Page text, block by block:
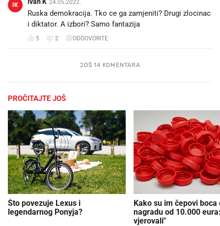
IK 24.05.2022.
Ruska demokracija. Tko ce ga zamjeniti? Drugi zlocinac
i diktator. A izbori? Samo fantazija
5 2 ODGOVORITE
JOŠ 14 KOMENTARA
PROČITAJTE JOŠ
Što povezuje Lexus i
legendarnog Ponyja?
Kako su im čepovi boca
nagradu od 10.000
vjerovali"